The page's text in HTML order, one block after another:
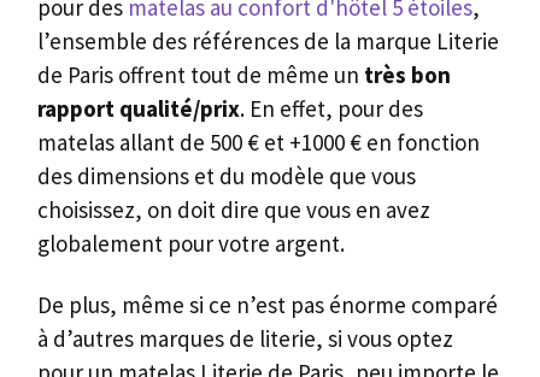
pour des matelas ​au confort d'hôtel 5 étoiles,
l’ensemble des références de la marque Literie
de Paris offrent tout de même un très bon
rapport qualité/prix. En effet, pour des
matelas allant de 500 € et +1000 € en fonction
des dimensions et du modèle que vous
choisissez, on doit dire que vous en avez
globalement pour votre argent.
De plus, même si ce n’est pas énorme comparé
à d’autres marques de literie, si vous optez